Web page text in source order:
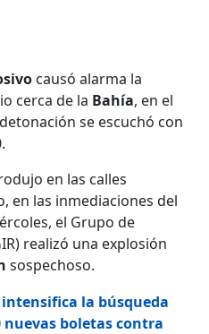
causó alarma la
cerca de la Bahía, en el
se escuchó con
en las calles
en las inmediaciones del
el Grupo de
realizó una explosión
sospechoso.
intensifica la búsqueda
boletas contra